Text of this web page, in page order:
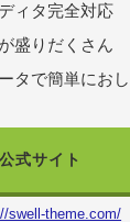
ィタ完全対応
盛りだくさん
タで簡単にお
公式サイト
swell-theme.com/